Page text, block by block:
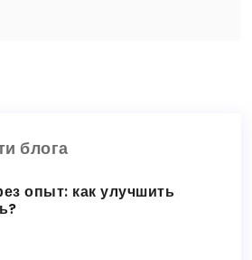
блога
опыт: как улучшить